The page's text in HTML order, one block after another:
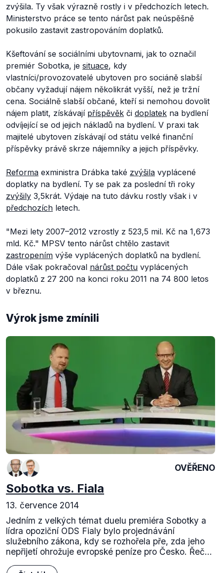
zvýšila. Ty však výrazně rostly i v předchozích letech.
Ministerstvo práce se tento nárůst pak neúspěšně
pokusilo zastavit zastropováním doplatků.
Kšeftování se sociálními ubytovnami, jak to označil
premiér Sobotka, je situace, kdy
vlastníci/provozovatelé ubytoven pro sociáně slabší
občany vyžadují nájem několikrát vyšší, než je tržní
cena. Sociálně slabší občané, kteří si nemohou dovolit
nájem platit, získávají příspěvěk či doplatek na bydlení
odvíjející se od jejich nákladů na bydlení. V praxi tak
majitelé ubytoven získávají od státu velké finanční
příspěvky právě skrze nájemníky a jejich příspěvky.
Reforma exministra Drábka také zvýšila vyplácené
doplatky na bydlení. Ty se pak za poslední tři roky
zvýšily 3,5krát. Výdaje na tuto dávku rostly však i v
předchozích letech.
"Mezi lety 2007–2012 vzrostly z 523,5 mil. Kč na 1,673
mld. Kč." MPSV tento nárůst chtělo zastavit
zastropením výše vyplácených doplatků na bydlení.
Dále však pokračoval nárůst počtu vyplácených
doplatků z 27 200 na konci roku 2011 na 74 800 letos
v březnu.
Výrok jsme zmínili
OVĚŘENO
Sobotka vs. Fiala
13. července 2014
Jedním z velkých témat duelu premiéra Sobotky a
lídra opoziční ODS Fialy bylo projednávání
služebního zákona, kdy se rozhořela pře, zda jeho
nepřijetí ohrožuje evropské peníze pro Česko. Řeč...